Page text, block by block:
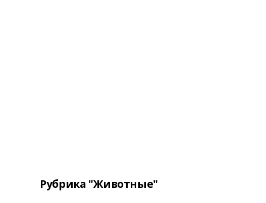
Рубрика "Животные"